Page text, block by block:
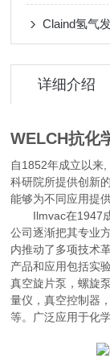
详细介绍
WELCH抗化
自1852年成立以来
科研院所提供创新
能够为不同应用提
Ilmvac在1947成
公司逐渐把其专业
内推动了多项技术革
产品和应用包括实
真空旋片泵，螺旋
量仪，真空控制器
等。广泛应用于化